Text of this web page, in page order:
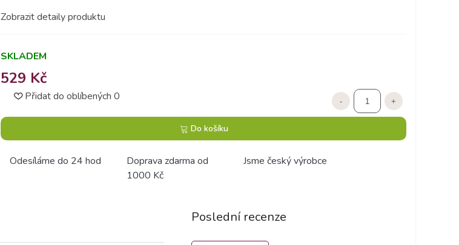
Zobrazit detaily produktu
SKLADEM
529 Kč
Přidat do oblíbených 0 - +
Do košíku
Odesíláme do 24 hod
Doprava zdarma od
1000 Kč
Jsme český výrobce
Poslední recenze